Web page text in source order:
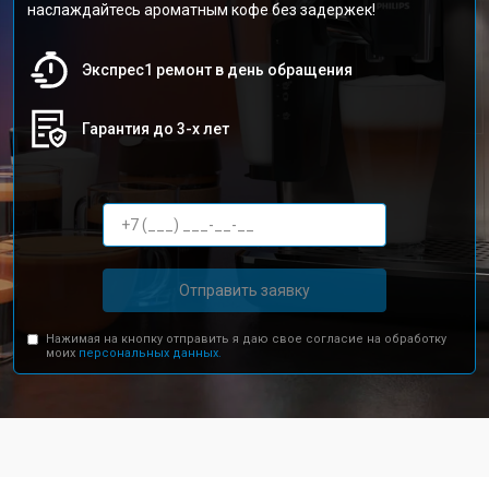
наслаждайтесь ароматным кофе без задержек!
Экспрес1 ремонт в день обращения
Гарантия до 3-х лет
Отправить заявку
Нажимая на кнопку отправить я даю свое согласие на обработку
моих персональных данных.